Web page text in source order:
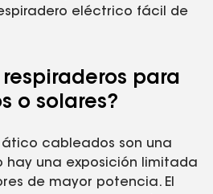
eléctrico fácil de
respiraderos para
o solares?
ático cableados son una
hay una exposición limitada
de mayor potencia. El